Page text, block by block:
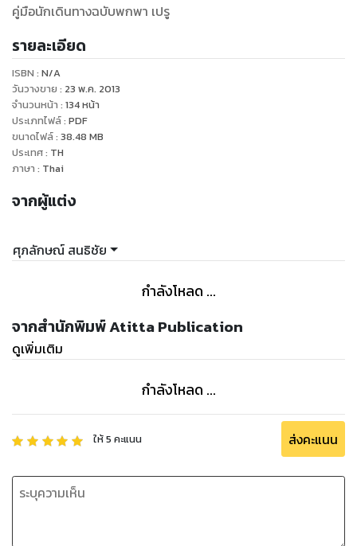
คู่มือนักเดินทางฉบับพกพา เปรู
รายละเอียด
ISBN : N/A
วันวางขาย : 23 พ.ค. 2013
จำนวนหน้า : 134หน้า
ประเภทไฟล์: PDF
ขนาดไฟล์: 38.48 MB
ประเทศ: TH
ภาษา : Thai
จากผู้แต่ง
ศุภลักษณ์ สนธิชัย
กำลังโหลด ...
จากสำนักพิมพ์ Atitta Publication
ดูเพิ่มเติม
กำลังโหลด ...
ให้5 คะแนน ส่งคะแนน